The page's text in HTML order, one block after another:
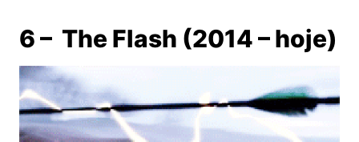
6 – The Flash (2014 – hoje)